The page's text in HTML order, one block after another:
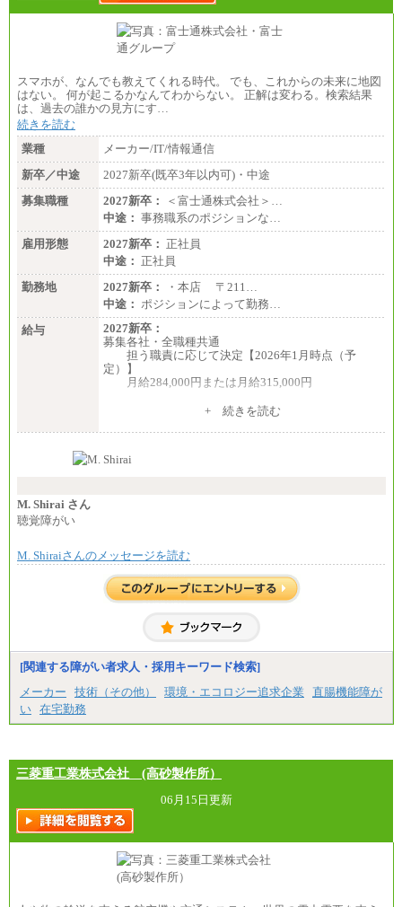
スマホが、なんでも教えてくれる時代。 でも、これからの未来に地図
はない。 何が起こるかなんてわからない。 正解は変わる。検索結果
は、過去の誰かの見方にす…
続きを読む
業種
メーカー/IT/情報通信
新卒／中途
2027新卒(既卒3年以内可)・中途
募集職種
2027新卒：
＜富士通株式会社＞…
中途： 事務職系のポジションな…
雇用形態
2027新卒： 正社員
中途： 正社員
勤務地
2027新卒：
・本店 〒211…
中途： ポジションによって勤務…
給与
2027新卒：
募集各社・全職種共通
担う職責に応じて決定【2026年1月時点（予
定）】
月給284,000円または月給315,000円
※入社後早期から、自律的な業務遂行が求めら
す。
い職責を担う方については、さらに高い金額を個別
※上記に加え、所定労働時間外に勤務をした場
※試用期間中も給与に変更はございません。
＜募集各社・全職種共通＞
月給21万円以上～
※試用期間中の給与に変更はありません。
ます。
+ 続きを読む
M. Shirai さん
聴覚障がい
M. Shiraiさんのメッセージを読む
[関連する障がい者求人・採用キーワード検索]
メーカー
技術（その他） 環境・エコロジー追求企業
直腸機能障が
い 在宅勤務
三菱重工業株式会社 (高砂製作所）
06月15日更新